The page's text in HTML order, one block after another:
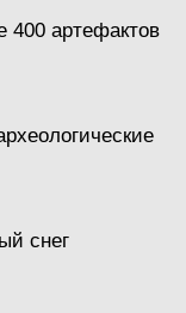
400 артефактов
снег